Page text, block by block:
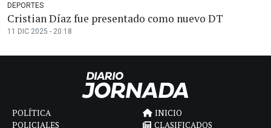
DEPORTES
Cristian Díaz fue presentado como nuevo DT
11 DIC 2025 - 20:18
POLÍTICA
POLICIALES
INICIO
CLASIFICADOS